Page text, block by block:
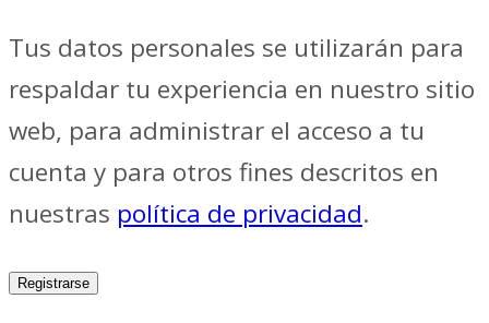
Tus datos personales se utilizarán para
respaldar tu experiencia en nuestro sitio
web, para administrar el acceso a tu
cuenta y para otros fines descritos en
nuestras política de privacidad.
Registrarse